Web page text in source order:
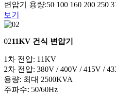
변압기 용량:50 100 160 200 250
보기
0211KV 건식 변압기
1차 전압: 11KV
2차 전압: 380V / 400V / 415V /
용량: 최대 2500KVA
주파수: 50/60Hz